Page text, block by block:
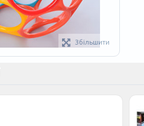
Збільшити